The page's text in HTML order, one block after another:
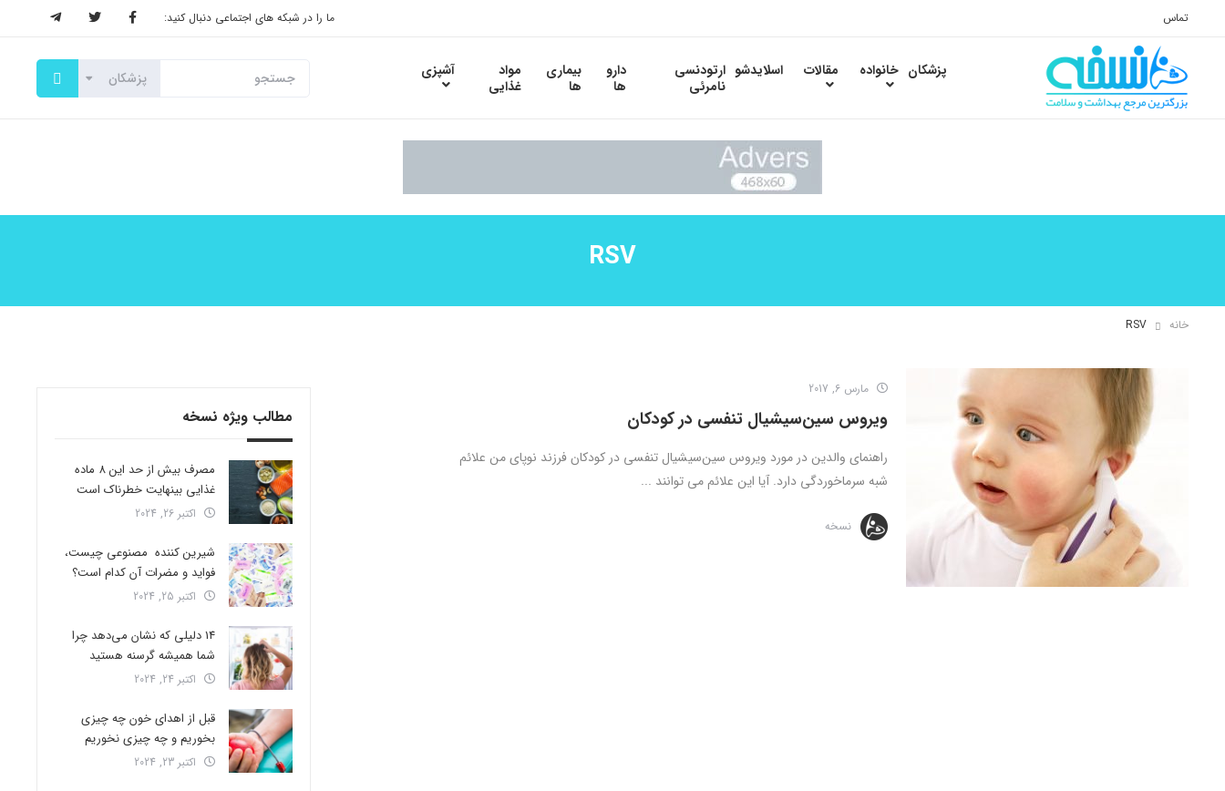
تماس ما را در شبکه های اجتماعی دنبال کنید:
پزشکان خانواده مقالات اسلایدشو ارتودنسی
نامرئی
دارو
ها
بیماری
ها
مواد
غذایی
آشپزی
RSV
خانه RSV
مارس 6, 2017
ویروس سین‌سیشیال تنفسی در کودکان
راهنمای والدین در مورد ویروس سین‌سیشیال تنفسی در کودکان فرزند نوپای من علائم
شبه سرماخوردگی دارد. آیا این علائم می ­توانند ...
نسخه
مطالب ویژه نسخه
مصرف بیش از حد این 8 ماده
غذایی بینهایت خطرناک است
اکتبر 26, 2024
شیرین کننده مصنوعی چیست،
فواید و مضرات آن کدام است؟
اکتبر 25, 2024
14 دلیلی که نشان می‌دهد چرا
شما همیشه گرسنه هستید
اکتبر 24, 2024
قبل از اهدای خون چه چیزی
بخوریم و چه چیزی نخوریم
اکتبر 23, 2024